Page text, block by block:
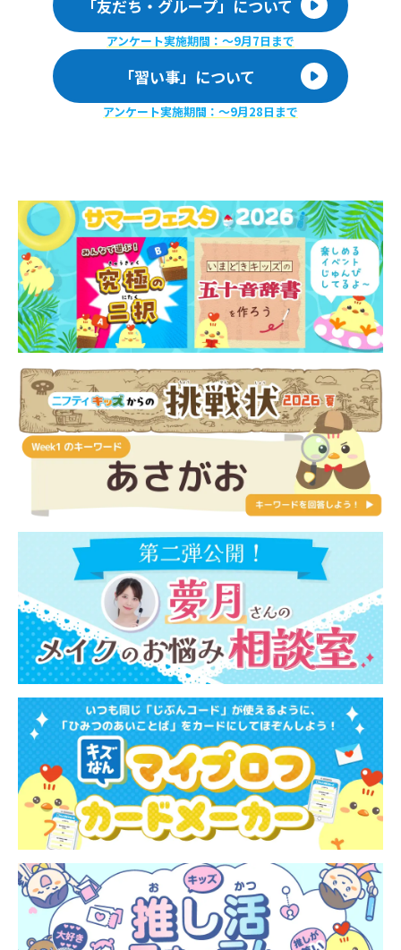
「友だち・グループ」について
アンケート実施期間：〜9月7日まで
「習い事」について
アンケート実施期間：〜9月28日まで